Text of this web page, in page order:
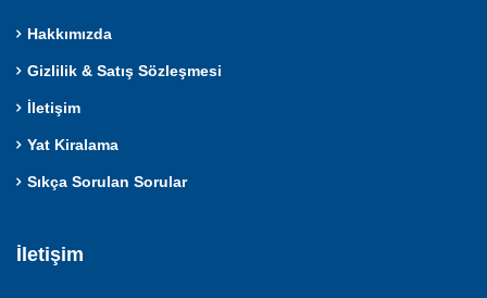
Hakkımızda
Gizlilik & Satış Sözleşmesi
İletişim
Yat Kiralama
Sıkça Sorulan Sorular
İletişim